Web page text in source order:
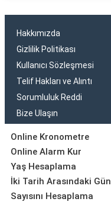
Hakkımızda
Gizlilik Politikası
Kullanıcı Sözleşmesi
Telif Hakları ve Alıntı
Sorumluluk Reddi
Bize Ulaşın
Online Kronometre
Online Alarm Kur
Yaş Hesaplama
İki Tarih Arasındaki Gün
Sayısını Hesaplama